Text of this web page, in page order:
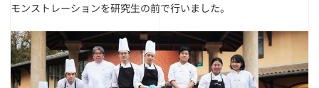
モンストレーションを研究生の前で行いました。